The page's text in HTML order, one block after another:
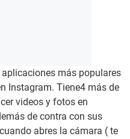
aplicaciones más populares
Instagram. Tiene4 más de
videos y fotos en
de contra con sus
abres la cámara ( te